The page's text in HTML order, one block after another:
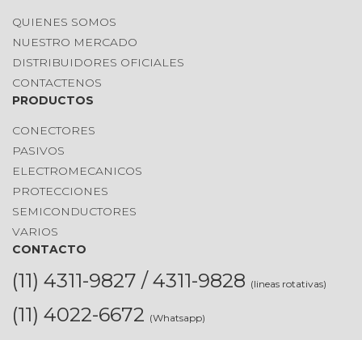
QUIENES SOMOS
NUESTRO MERCADO
DISTRIBUIDORES OFICIALES
CONTACTENOS
PRODUCTOS
CONECTORES
PASIVOS
ELECTROMECANICOS
PROTECCIONES
SEMICONDUCTORES
VARIOS
CONTACTO
(11) 4311-9827 / 4311-9828 (lineas rotativas)
(11) 4022-6672 (Whatsapp)